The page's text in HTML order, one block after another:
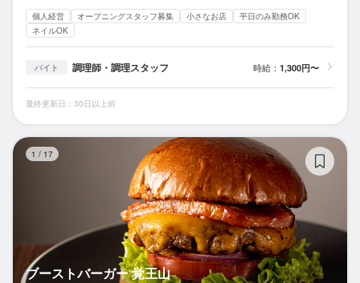
個人経営 オープニングスタッフ募集 小さなお店
平日のみ勤務OK
ネイルOK
バイト 調理師・調理スタッフ 時給： 1,300円〜
最終更新日：30日以上前
1 / 17
ブーストバーガー 覚王山